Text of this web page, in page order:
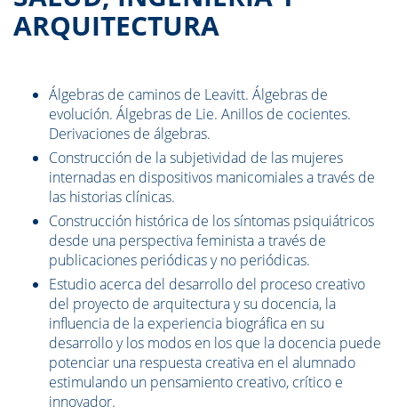
ARQUITECTURA
Álgebras de caminos de Leavitt. Álgebras de
evolución. Álgebras de Lie. Anillos de cocientes.
Derivaciones de álgebras.
Construcción de la subjetividad de las mujeres
internadas en dispositivos manicomiales a través de
las historias clínicas.
Construcción histórica de los síntomas psiquiátricos
desde una perspectiva feminista a través de
publicaciones periódicas y no periódicas.
Estudio acerca del desarrollo del proceso creativo
del proyecto de arquitectura y su docencia, la
influencia de la experiencia biográfica en su
desarrollo y los modos en los que la docencia puede
potenciar una respuesta creativa en el alumnado
estimulando un pensamiento creativo, crítico e
innovador.